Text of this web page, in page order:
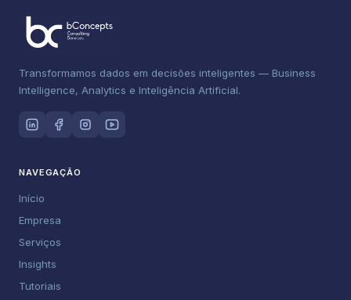
Transformamos dados em decisões inteligentes — Business
Intelligence, Analytics e Inteligência Artificial.
NAVEGAÇÃO
Início
Empresa
Serviços
Insights
Tutoriais